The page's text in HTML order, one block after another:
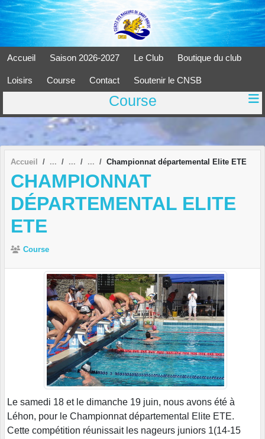
Accueil Saison 2026-2027 Le Club Boutique du club
Loisirs Course Contact Soutenir le CNSB
Course
Accueil Championnat départemental Elite ETE
CHAMPIONNAT
DÉPARTEMENTAL ELITE
ETE
Course
Le samedi 18 et le dimanche 19 juin, nous avons été à
Léhon, pour le Championnat départemental Elite ETE.
Cette compétition réunissait les nageurs juniors 1(14-15
Panneau de gestion des cookies